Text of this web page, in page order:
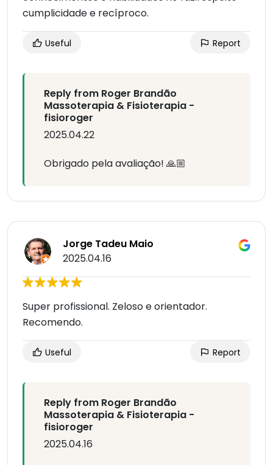
cumplicidade e recíproco.
Useful Report
Reply from Roger Brandão
Massoterapia & Fisioterapia -
fisioroger
2025.04.22
Obrigado pela avaliação! 🙏🏼
Jorge Tadeu Maio
2025.04.16
Super profissional. Zeloso e orientador.
Recomendo.
Useful Report
Reply from Roger Brandão
Massoterapia & Fisioterapia -
fisioroger
2025.04.16